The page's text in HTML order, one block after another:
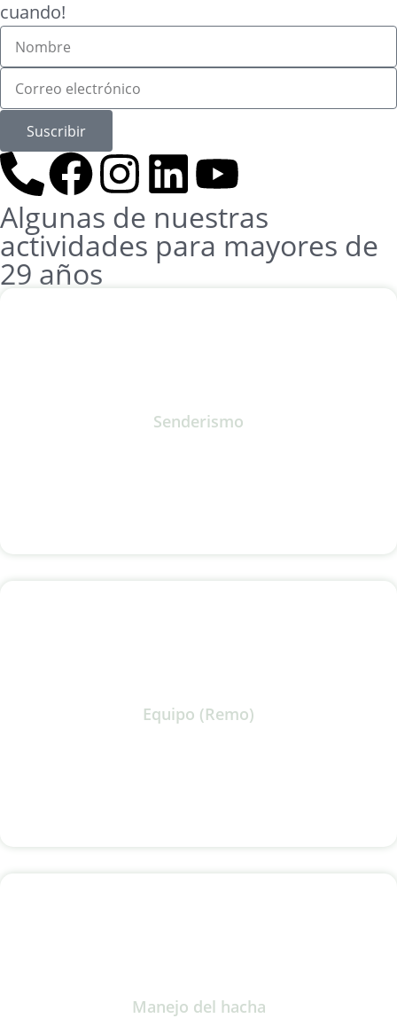
cuando!
Suscribir
Algunas de nuestras
actividades para mayores de
29 años
Senderismo
Equipo (Remo)
Manejo del hacha